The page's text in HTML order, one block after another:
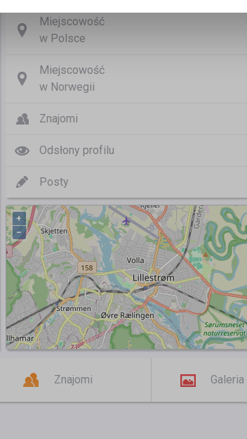
Miejscowość
w Polsce
Miejscowość
w Norwegii
Znajomi
Odsłony profilu
Posty
+
−
Znajomi Galeria